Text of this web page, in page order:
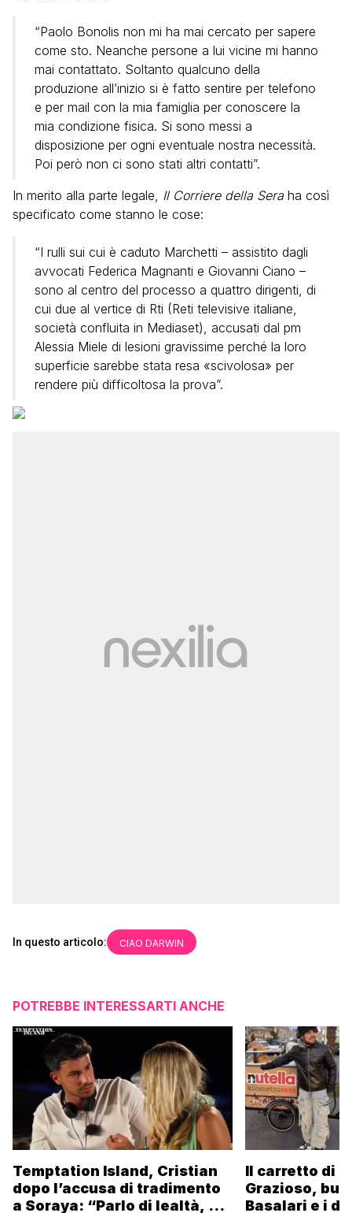
“Paolo Bonolis non mi ha mai cercato per sapere
come sto. Neanche persone a lui vicine mi hanno
mai contattato. Soltanto qualcuno della
produzione all’inizio si è fatto sentire per telefono
e per mail con la mia famiglia per conoscere la
mia condizione fisica. Si sono messi a
disposizione per ogni eventuale nostra necessità.
Poi però non ci sono stati altri contatti”.
In merito alla parte legale, Il Corriere della Sera ha così
specificato come stanno le cose:
“I rulli sui cui è caduto Marchetti – assistito dagli
avvocati Federica Magnanti e Giovanni Ciano –
sono al centro del processo a quattro dirigenti, di
cui due al vertice di Rti (Reti televisive italiane,
società confluita in Mediaset), accusati dal pm
Alessia Miele di lesioni gravissime perché la loro
superficie sarebbe stata resa «scivolosa» per
rendere più difficoltosa la prova”.
In questo articolo: CIAO DARWIN
POTREBBE INTERESSARTI ANCHE
Temptation Island, Cristian
dopo l’accusa di tradimento
a Soraya: “Parlo di lealtà, ma
Il carretto di
Grazioso,
Basalari e i